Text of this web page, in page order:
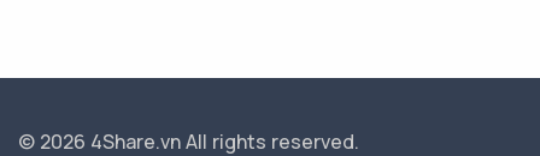
© 2026 4Share.vnAll rights reserved.